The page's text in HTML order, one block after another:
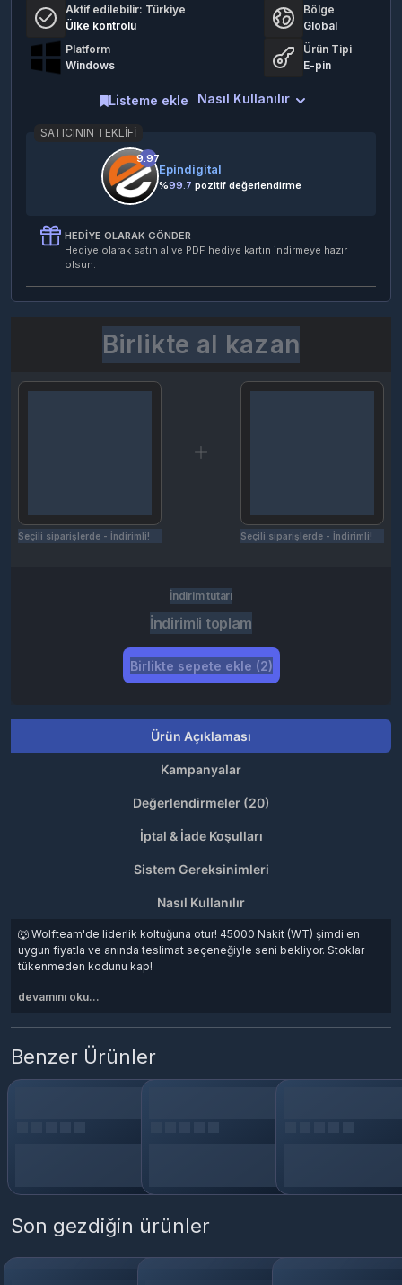
Aktif edilebilir: Türkiye
Ülke kontrolü
Bölge
Global
Platform
Windows
Ürün Tipi
E-pin
Nasıl Kullanılır
Listeme ekle
SATICININ TEKLIFI
9.97
Epindigital
%99.7 pozitif değerlendirme
HEDIYE OLARAK GÖNDER
Hediye olarak satın al ve PDF hediye kartın indirmeye hazır
olsun.
Birlikte al kazan
Seçili siparişlerde - İndirimli! Seçili siparişlerde - İndirimli!
İndirim tutarı
İndirimli toplam
Birlikte sepete ekle (2)
Ürün Açıklaması
Kampanyalar
Değerlendirmeler (20)
İptal & İade Koşulları
Sistem Gereksinimleri
Nasıl Kullanılır
🐺 Wolfteam'de liderlik koltuğuna otur! 45000 Nakit (WT) şimdi en
uygun fiyatla ve anında teslimat seçeneğiyle seni bekliyor. Stoklar
tükenmeden kodunu kap!
devamını oku...
Benzer Ürünler
Son gezdiğin ürünler